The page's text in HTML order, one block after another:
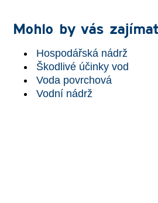
Mohlo by vás
Hospodářská nádrž
Škodlivé účinky vod
Voda povrchová
Vodní nádrž